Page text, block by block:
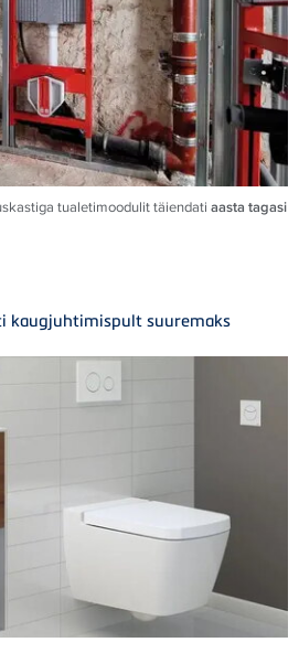
tualetimoodulit täiendati aasta tagasi
kaugjuhtimispult suuremaks